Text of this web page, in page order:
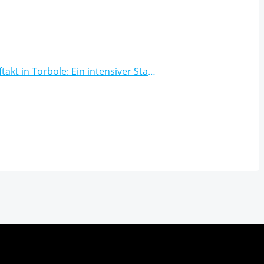
Trainingsauftakt in Torbole: Ein intensiver Start ins Finn-Jahr 2025